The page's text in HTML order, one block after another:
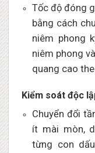
Tốc độ đóng
bằng cách
niêm phong
niêm phong
quang cao
Kiểm soát độc
Chuyển đổi
ít mài mòn,
từng con